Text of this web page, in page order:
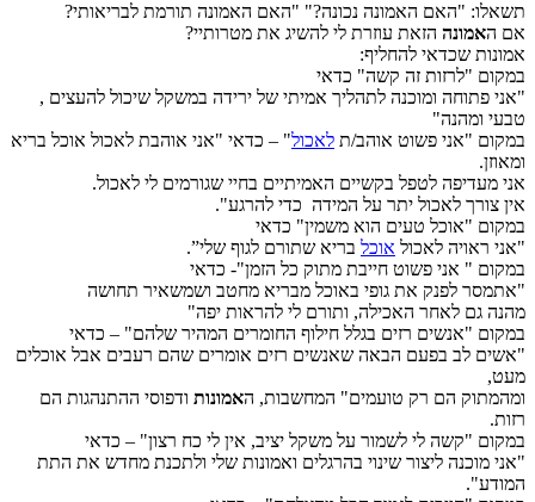
תשאלו: "האם האמונה נכונה?" "האם האמונה תורמת לבריאותי?
אם האמונה הזאת עוזרת לי להשיג את מטרותיי?
אמונות שכדאי להחליף:
במקום "לרזות זה קשה" כדאי
"אני פתוחה ומוכנה לתהליך אמיתי של ירידה במשקל שיכול להעצים ,
טבעי ומהנה"
במקום "אני פשוט אוהב/ת לאכול" – כדאי "אני אוהבת לאכול אוכל בריא
ומאוזן.
אני מעדיפה לטפל בקשיים האמיתיים בחיי שגורמים לי לאכול.
אין צורך לאכול יתר על המידה כדי להרגע".
במקום "אוכל טעים הוא משמין" כדאי
"אני ראויה לאכול אוכל בריא שתורם לגוף שלי”.
במקום " אני פשוט חייבת מתוק כל הזמן"- כדאי
"אתמסר לפנק את גופי באוכל מבריא מחטב ושמשאיר תחושה
מהנה גם לאחר האכילה, ותורם לי להראות יפה"
במקום "אנשים רזים בגלל חילוף החומרים המהיר שלהם" – כדאי
"אשים לב בפעם הבאה שאנשים רזים אומרים שהם רעבים אבל אוכלים
מעט,
ומהמתוק הם רק טועמים" המחשבות, האמונות ודפוסי ההתנהגות הם
רזות.
במקום "קשה לי לשמור על משקל יציב, אין לי כח רצון" – כדאי
"אני מוכנה ליצור שינוי בהרגלים ואמונות שלי ולתכנת מחדש את התת
המודע".